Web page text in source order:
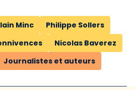
Minc
Philippe Sollers
Nicolas Baverez
Journalistes et auteurs